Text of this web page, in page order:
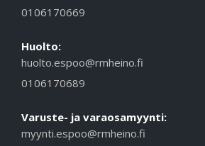
0106170669
Huolto:
huolto.espoo@rmheino.fi
0106170689
Varuste- ja varaosamyynti:
myynti.espoo@rmheino.fi